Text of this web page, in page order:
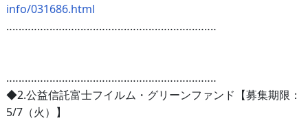
info/031686.html
‥‥‥‥‥‥‥‥‥‥‥‥‥‥‥‥‥‥‥‥‥‥‥‥‥‥‥‥‥‥‥‥‥‥
‥‥‥‥‥‥‥‥‥‥‥‥‥‥‥‥‥‥‥‥‥‥‥‥‥‥‥‥‥‥‥‥‥‥
◆2.公益信託富士フイルム・グリーンファンド【募集期限：
5/7（火）】